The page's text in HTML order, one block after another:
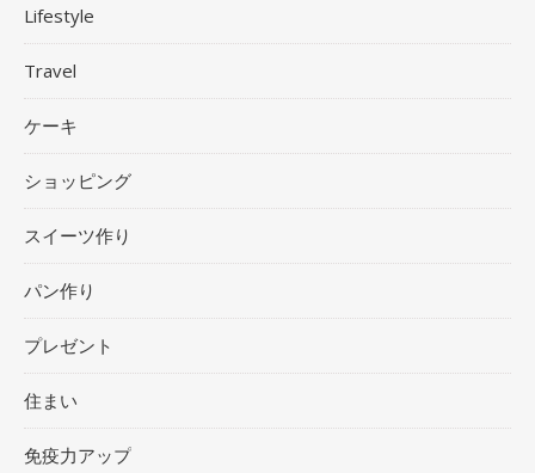
Lifestyle
Travel
ケーキ
ショッピング
スイーツ作り
パン作り
プレゼント
住まい
免疫力アップ